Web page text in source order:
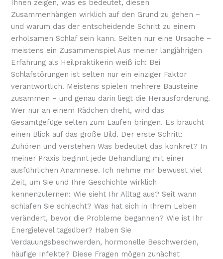
Ihnen zeigen, was es bedeutet, diesen
Zusammenhängen wirklich auf den Grund zu gehen –
und warum das der entscheidende Schritt zu einem
erholsamen Schlaf sein kann. Selten nur eine Ursache –
meistens ein Zusammenspiel Aus meiner langjährigen
Erfahrung als Heilpraktikerin weiß ich: Bei
Schlafstörungen ist selten nur ein einziger Faktor
verantwortlich. Meistens spielen mehrere Bausteine
zusammen – und genau darin liegt die Herausforderung.
Wer nur an einem Rädchen dreht, wird das
Gesamtgefüge selten zum Laufen bringen. Es braucht
einen Blick auf das große Bild. Der erste Schritt:
Zuhören und verstehen Was bedeutet das konkret? In
meiner Praxis beginnt jede Behandlung mit einer
ausführlichen Anamnese. Ich nehme mir bewusst viel
Zeit, um Sie und Ihre Geschichte wirklich
kennenzulernen: Wie sieht Ihr Alltag aus? Seit wann
schlafen Sie schlecht? Was hat sich in Ihrem Leben
verändert, bevor die Probleme begannen? Wie ist Ihr
Energielevel tagsüber? Haben Sie
Verdauungsbeschwerden, hormonelle Beschwerden,
häufige Infekte? Diese Fragen mögen zunächst